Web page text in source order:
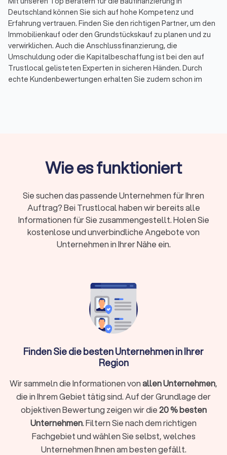
Deutschland können Sie sich auf hohe Kompetenz und
Erfahrung vertrauen. Finden Sie den richtigen Partner, um den
Immobilienkauf oder den Grundstückskauf zu planen und zu
verwirklichen. Auch die Anschlussfinanzierung, die
Umschuldung oder die Kapitalbeschaffung ist bei den auf
Trustlocal gelisteten Experten in sicheren Händen. Durch
echte Kundenbewertungen erhalten Sie zudem schon im
sondern auch die gewünschte Dienstleistung lässt sich
in Deutschland erste Hinweise auf das Portfolio erhalten. Eine
kostenlose Erstberatung, eine Spezialisierung auf
Immobilienfinanzierungen oder Anschlussfinanzierungen, die
Beratung online oder persönlich vor Ort sind nur einige der
Informationen, die Ihnen transparent und übersichtlich für die
Erstauswahl zur Verfügung stehen. Finden Sie in unserer Top
Wie finde ich den richtigen Berater für meine
Unsere Plattform Trustlocal ist Ihre optimale Hilfestellung
bei der Suche nach einem Finanzberater für Immobilien,
Übersicht der Anbieter etwas leichter fällt, sollten Sie für die
Vorauswahl einige Faktoren berücksichtigen, um den
Baufinanzierung zu finden:
Expertise und Spezialisierung für die Baufinanzierung
Qualifikation und Erfahrung
Bewertungen für Beratungen
Kosten für die Beratung zur Baufinanzierung
Wie es funktioniert
Sie suchen das passende Unternehmen für Ihren
Auftrag? Bei Trustlocal haben wir bereits alle
Informationen für Sie zusammengestellt. Holen Sie
kostenlose und unverbindliche Angebote von
Unternehmen in Ihrer Nähe ein.
Finden Sie die besten Unternehmen in Ihrer
Region
Wir sammeln die Informationen vonallen Unternehmen,
die in Ihrem Gebiet tätig sind. Auf der Grundlage der
objektiven Bewertung zeigen wir die20 % besten
Unternehmen. Filtern Sie nach dem richtigen
Fachgebiet und wählen Sie selbst, welches
Unternehmen Ihnen am besten gefällt.